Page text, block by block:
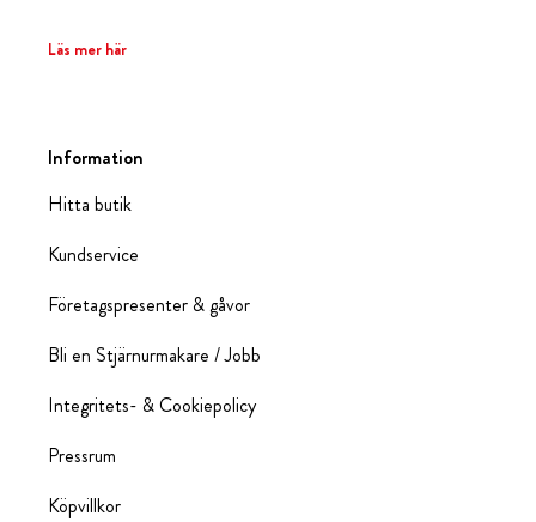
Läs mer här
Information
Hitta butik
Kundservice
Företagspresenter & gåvor
Bli en Stjärnurmakare / Jobb
Integritets- & Cookiepolicy
Pressrum
Köpvillkor